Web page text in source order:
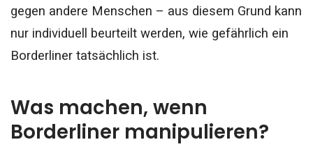
gegen andere Menschen – aus diesem Grund kann
nur individuell beurteilt werden, wie gefährlich ein
Borderliner tatsächlich ist.
Was machen, wenn
Borderliner manipulieren?